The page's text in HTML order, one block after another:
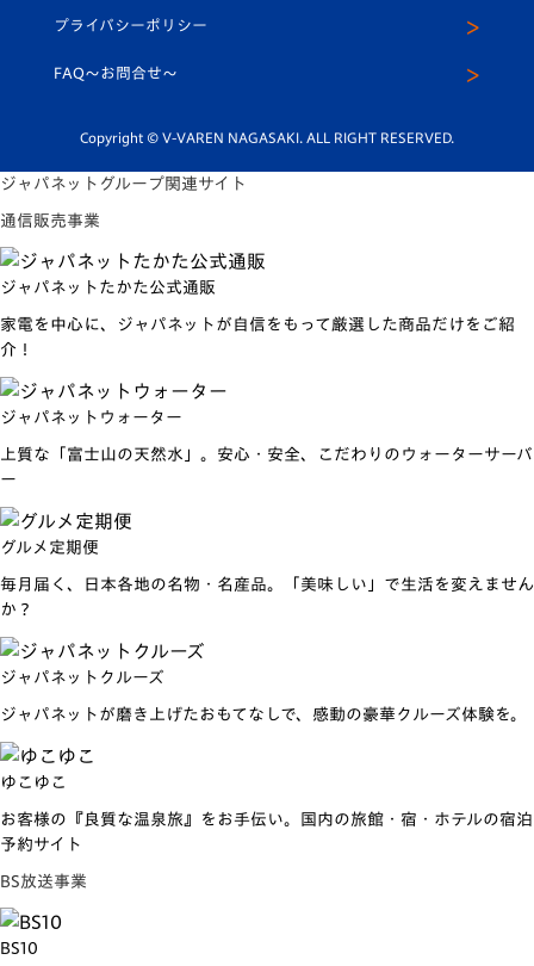
平和祈念活動
ホームタウン活動
スクール
公式LINE＠
プライバシーポリシー
FAQ〜お問合せ〜
Copyright © V-VAREN NAGASAKI. ALL RIGHT RESERVED.
ジャパネットグループ関連サイト
通信販売事業
ジャパネットたかた公式通販
家電を中心に、ジャパネットが自信をもって厳選した商品だけをご紹
介！
ジャパネットウォーター
上質な「富士山の天然水」。安心・安全、こだわりのウォーターサーバ
ー
グルメ定期便
毎月届く、日本各地の名物・名産品。「美味しい」で生活を変えません
か？
ジャパネットクルーズ
ジャパネットが磨き上げたおもてなしで、感動の豪華クルーズ体験を。
ゆこゆこ
お客様の『良質な温泉旅』をお手伝い。国内の旅館・宿・ホテルの宿泊
予約サイト
BS放送事業
BS10